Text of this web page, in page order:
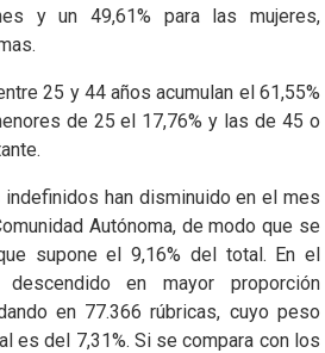
y un 49,61% para las mujeres,
25 y 44 años acumulan el 61,55%
de 25 el 17,76% y las de 45 o
han disminuido en el mes
Autónoma, de modo que se
supone el 9,16% del total. En el
descendido en mayor proporción
en 77.366 rúbricas, cuyo peso
es del 7,31%. Si se compara con los